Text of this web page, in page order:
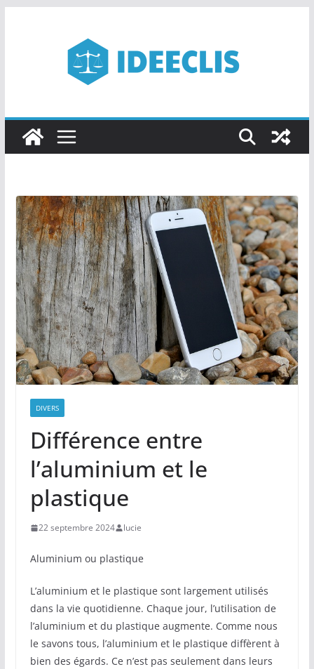
DIVERS
Différence entre
l’aluminium et le
plastique
22 septembre 2024 lucie
Aluminium ou plastique
L’aluminium et le plastique sont largement utilisés
dans la vie quotidienne. Chaque jour, l’utilisation de
l’aluminium et du plastique augmente. Comme nous
le savons tous, l’aluminium et le plastique diffèrent à
bien des égards. Ce n’est pas seulement dans leurs